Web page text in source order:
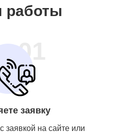
работы
01
заявку
заявкой на сайте или